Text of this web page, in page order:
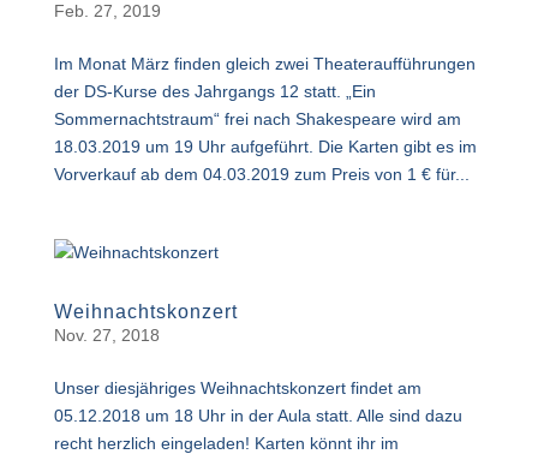
Feb. 27, 2019
Im Monat März finden gleich zwei Theateraufführungen
der DS-Kurse des Jahrgangs 12 statt. „Ein
Sommernachtstraum“ frei nach Shakespeare wird am
18.03.2019 um 19 Uhr aufgeführt. Die Karten gibt es im
Vorverkauf ab dem 04.03.2019 zum Preis von 1 € für...
Weihnachtskonzert
Nov. 27, 2018
Unser diesjähriges Weihnachtskonzert findet am
05.12.2018 um 18 Uhr in der Aula statt. Alle sind dazu
recht herzlich eingeladen! Karten könnt ihr im